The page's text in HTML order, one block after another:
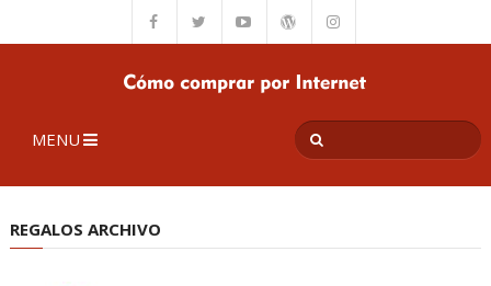
MENU
REGALOS ARCHIVO